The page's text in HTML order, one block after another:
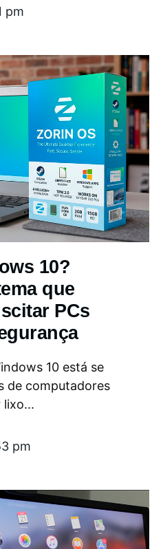
pm
10?
que
PCs
10 está se
de computadores
lixo...
pm